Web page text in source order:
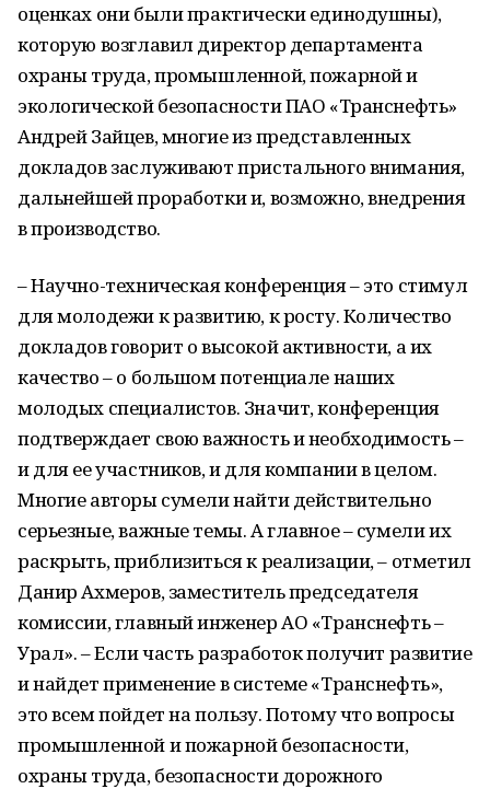
оценках они были практически единодушны),
которую возглавил директор департамента
охраны труда, промышленной, пожарной и
экологической безопасности ПАО «Транснефть»
Андрей Зайцев, многие из представленных
докладов заслуживают пристального внимания,
дальнейшей проработки и, возможно, внедрения
в производство.
– Научно-техническая конференция – это стимул
для молодежи к развитию, к росту. Количество
докладов говорит о высокой активности, а их
качество – о большом потенциале наших
молодых специалистов. Значит, конференция
подтверждает свою важность и необходимость –
и для ее участников, и для компании в целом.
Многие авторы сумели найти действительно
серьезные, важные темы. А главное – сумели их
раскрыть, приблизиться к реализации, – отметил
Данир Ахмеров, заместитель председателя
комиссии, главный инженер АО «Транснефть –
Урал». – Если часть разработок получит развитие
и найдет применение в системе «Транснефть»,
это всем пойдет на пользу. Потому что вопросы
промышленной и пожарной безопасности,
охраны труда, безопасности дорожного